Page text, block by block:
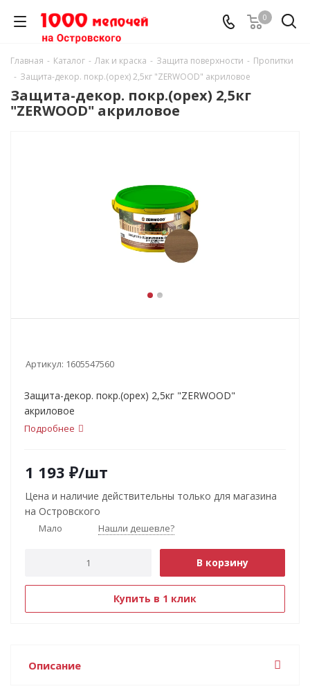
0
Главная - Каталог - Лак и краска - Защита поверхности - Пропитки
- Защита-декор. покр.(орех) 2,5кг "ZERWOOD" акриловое
Защита-декор. покр.(орех) 2,5кг
"ZERWOOD" акриловое
Артикул: 1605547560
Защита-декор. покр.(орех) 2,5кг "ZERWOOD"
акриловое
Подробнее
1 193 ₽/шт
Цена и наличие действительны только для магазина
на Островского
Мало Нашли дешевле?
В корзину
Купить в 1 клик
Описание